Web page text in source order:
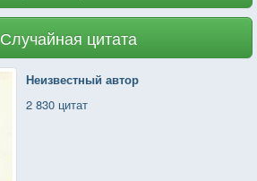
Случайная цитата
Неизвестный автор
2 830 цитат